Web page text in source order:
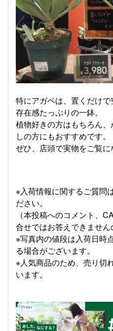
特にアガベは、置くだけ
存在感たっぷりの一鉢。
植物好きの方はもちろん
しの方にもおすすめです。
ぜひ、店頭で実物をご覧
※入荷情報に関するご質問
ださい。
（本投稿へのコメント、
合せではお答えできません
※写真内の値段は入荷日時
る場合がございます。
※人気商品のため、売り切
います。